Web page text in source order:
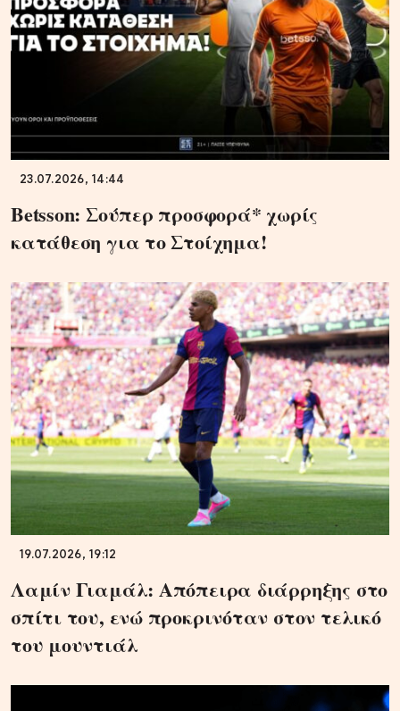
23.07.2026, 14:44
Betsson: Σούπερ προσφορά* χωρίς
κατάθεση για το Στοίχημα!
19.07.2026, 19:12
Λαμίν Γιαμάλ: Απόπειρα διάρρηξης στο
σπίτι του, ενώ προκρινόταν στον τελικό
του μουντιάλ